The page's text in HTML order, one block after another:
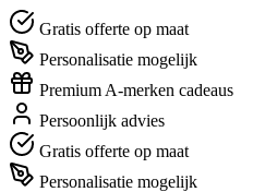
Gratis offerte op maat
Personalisatie mogelijk
Premium A-merken cadeaus
Persoonlijk advies
Gratis offerte op maat
Personalisatie mogelijk